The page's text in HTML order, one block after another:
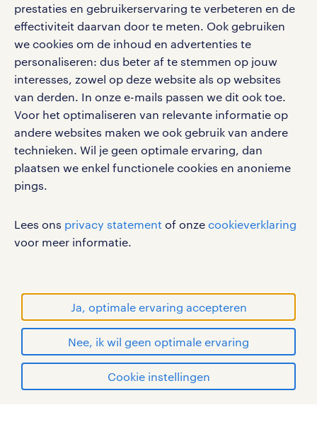
prestaties en gebruikerservaring te verbeteren en de
effectiviteit daarvan door te meten. Ook gebruiken
we cookies om de inhoud en advertenties te
personaliseren: dus beter af te stemmen op jouw
interesses, zowel op deze website als op websites
van derden. In onze e-mails passen we dit ook toe.
Voor het optimaliseren van relevante informatie op
andere websites maken we ook gebruik van andere
technieken. Wil je geen optimale ervaring, dan
plaatsen we enkel functionele cookies en anonieme
pings.
Lees ons privacy statement of onze cookieverklaring
voor meer informatie.
Ja, optimale ervaring accepteren
Nee, ik wil geen optimale ervaring
Cookie instellingen
vacatures, solliciteren en inspiratie.
werken bij randstad
gebruikersvoorwaarden
privacystatement
cookies
disclaimer
sitemap
RANDSTAD, HUMAN FORWARD en SHAPING THE
WORLD OF WORK zijn geregistreerde